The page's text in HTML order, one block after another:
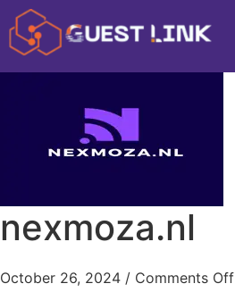
nexmoza.nl
October 26, 2024 / Comments Off